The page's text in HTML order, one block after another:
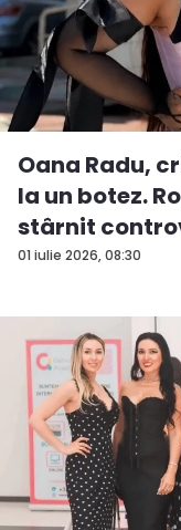
01 iulie 2026, 08:30
Oana Radu,
la un botez.
stârnit